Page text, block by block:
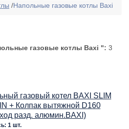
/Напольные газовые котлы Baxi
газовые котлы Baxi ": 3
газовый котел BAXI SLIM
+ Колпак вытяжной D160
разд. алюмин.BAXI)
1 шт.